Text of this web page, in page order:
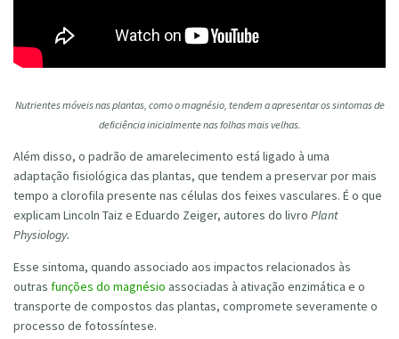
Nutrientes móveis nas plantas, como o magnésio, tendem a apresentar os sintomas de
deficiência inicialmente nas folhas mais velhas.
Além disso, o padrão de amarelecimento está ligado à uma
adaptação fisiológica das plantas, que tendem a preservar por mais
tempo a clorofila presente nas células dos feixes vasculares. É o que
explicam Lincoln Taiz e Eduardo Zeiger, autores do livro Plant
Physiology.
Esse sintoma, quando associado aos impactos relacionados às
outras funções do magnésio associadas à ativação enzimática e o
transporte de compostos das plantas, compromete severamente o
processo de fotossíntese.